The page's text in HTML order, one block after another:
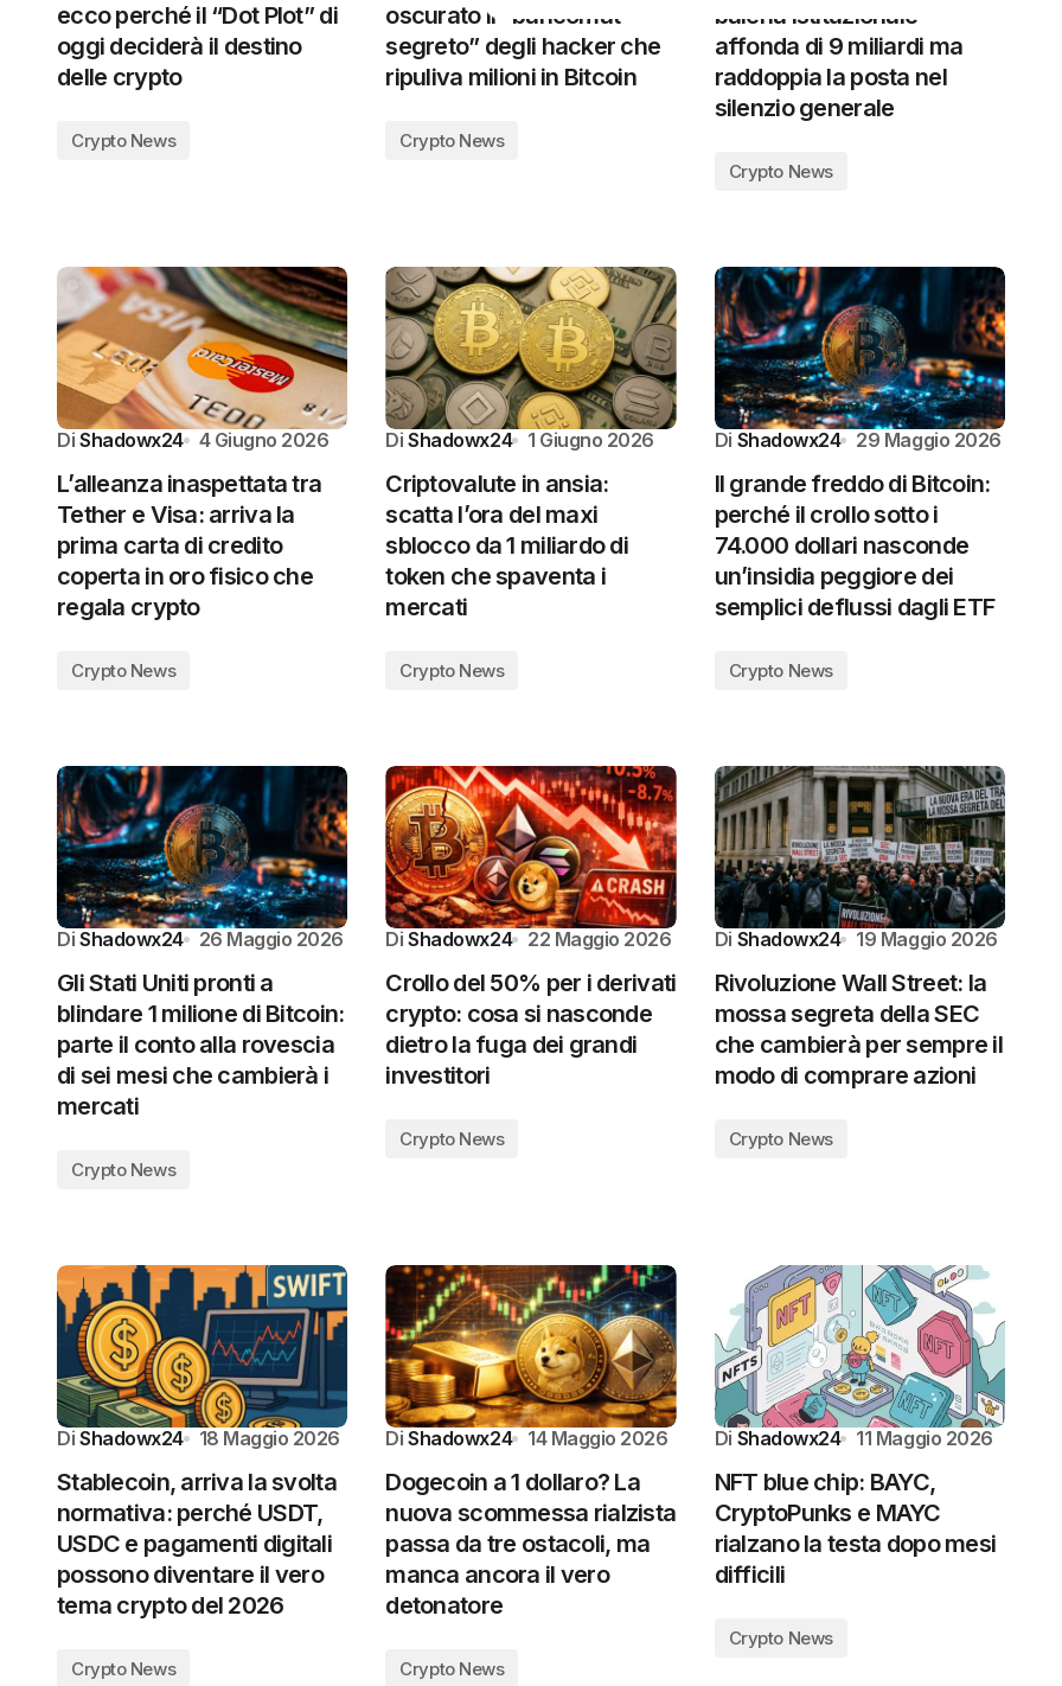
ecco perché il “Dot Plot” di
oggi deciderà il destino
delle crypto
Crypto News
oscurato il “bancomat
segreto” degli hacker che
ripuliva milioni in Bitcoin
Crypto News
balena istituzionale
affonda di 9 miliardi ma
raddoppia la posta nel
silenzio generale
Crypto News
Di Shadowx24 4 Giugno 2026
L’alleanza inaspettata tra
Tether e Visa: arriva la
prima carta di credito
coperta in oro fisico che
regala crypto
Crypto News
Di Shadowx24 1 Giugno 2026
Criptovalute in ansia:
scatta l’ora del maxi
sblocco da 1 miliardo di
token che spaventa i
mercati
Crypto News
Di Shadowx24 29 Maggio 2026
Il grande freddo di Bitcoin:
perché il crollo sotto i
74.000 dollari nasconde
un’insidia peggiore dei
semplici deflussi dagli ETF
Crypto News
Di Shadowx24 26 Maggio 2026
Gli Stati Uniti pronti a
blindare 1 milione di Bitcoin:
parte il conto alla rovescia
di sei mesi che cambierà i
mercati
Crypto News
Di Shadowx24 22 Maggio 2026
Crollo del 50% per i derivati
crypto: cosa si nasconde
dietro la fuga dei grandi
investitori
Crypto News
Di Shadowx24 19 Maggio 2026
Rivoluzione Wall Street: la
mossa segreta della SEC
che cambierà per sempre il
modo di comprare azioni
Crypto News
Di Shadowx24 18 Maggio 2026
Stablecoin, arriva la svolta
normativa: perché USDT,
USDC e pagamenti digitali
possono diventare il vero
tema crypto del 2026
Crypto News
Di Shadowx24 14 Maggio 2026
Dogecoin a 1 dollaro? La
nuova scommessa rialzista
passa da tre ostacoli, ma
manca ancora il vero
detonatore
Crypto News
Di Shadowx24 11 Maggio 2026
NFT blue chip: BAYC,
CryptoPunks e MAYC
rialzano la testa dopo mesi
difficili
Crypto News